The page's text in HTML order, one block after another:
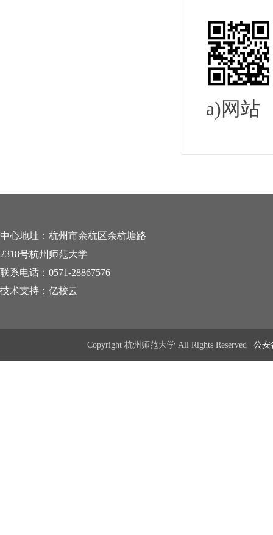
a)网站
中心地址：杭州市余杭区余杭塘路
2318号杭州师范大学
联系电话：0571-28867576
技术支持：亿校云
Copyright 杭州师范大学 All Rights Reserved | 公安